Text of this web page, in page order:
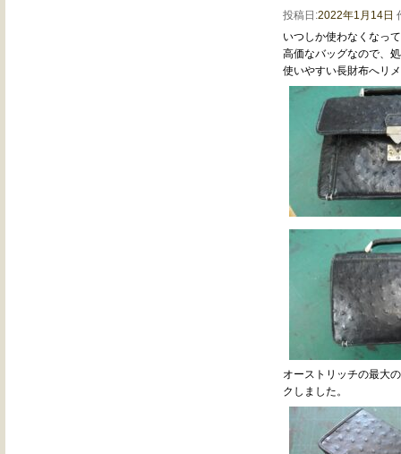
投稿日:2022年1月14日
いつしか使わなくなっ
高価なバッグなので、
使いやすい長財布へリ
オーストリッチの最大
クしました。